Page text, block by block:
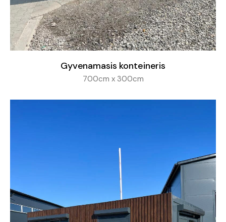
Gyvenamasis konteineris
700cm x 300cm